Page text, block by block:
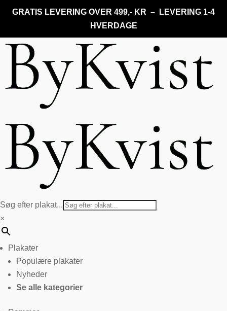
GRATIS LEVERING OVER 499,- KR – LEVERING 1-4
HVERDAGE
Søg efter plakat...
×
Plakater
Populære plakater
Nyheder
Se alle kategorier